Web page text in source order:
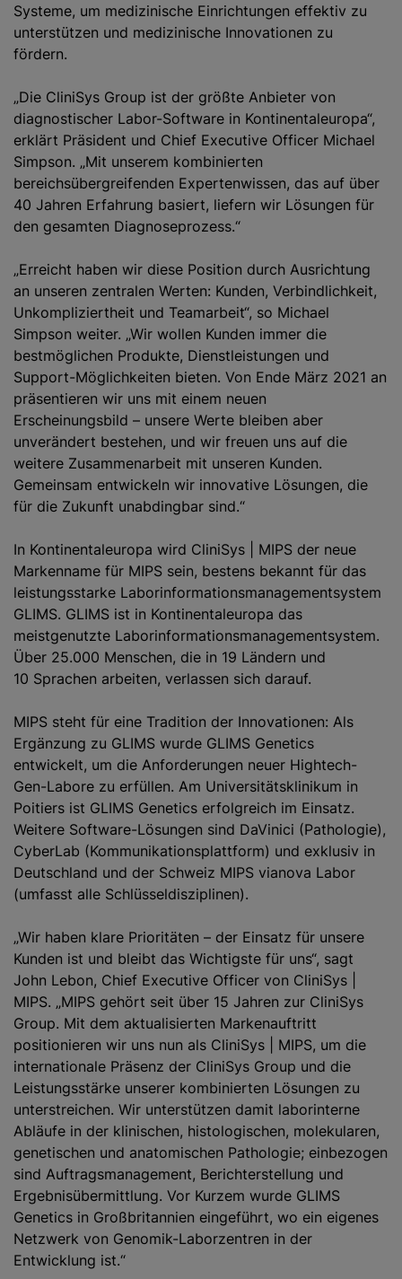
Systeme, um medizinische Einrichtungen effektiv zu
unterstützen und medizinische Innovationen zu
fördern.
„Die CliniSys Group ist der größte Anbieter von
diagnostischer Labor-Software in Kontinentaleuropa“,
erklärt Präsident und Chief Executive Officer Michael
Simpson. „Mit unserem kombinierten
bereichsübergreifenden Expertenwissen, das auf über
40 Jahren Erfahrung basiert, liefern wir Lösungen für
den gesamten Diagnoseprozess.“
„Erreicht haben wir diese Position durch Ausrichtung
an unseren zentralen Werten: Kunden, Verbindlichkeit,
Unkompliziertheit und Teamarbeit“, so Michael
Simpson weiter. „Wir wollen Kunden immer die
bestmöglichen Produkte, Dienstleistungen und
Support-Möglichkeiten bieten. Von Ende März 2021 an
präsentieren wir uns mit einem neuen
Erscheinungsbild – unsere Werte bleiben aber
unverändert bestehen, und wir freuen uns auf die
weitere Zusammenarbeit mit unseren Kunden.
Gemeinsam entwickeln wir innovative Lösungen, die
für die Zukunft unabdingbar sind.“
In Kontinentaleuropa wird CliniSys | MIPS der neue
Markenname für MIPS sein, bestens bekannt für das
leistungsstarke Laborinformationsmanagementsystem
GLIMS. GLIMS ist in Kontinentaleuropa das
meistgenutzte Laborinformationsmanagementsystem.
Über 25.000 Menschen, die in 19 Ländern und
10 Sprachen arbeiten, verlassen sich darauf.
MIPS steht für eine Tradition der Innovationen: Als
Ergänzung zu GLIMS wurde GLIMS Genetics
entwickelt, um die Anforderungen neuer Hightech-
Gen-Labore zu erfüllen. Am Universitätsklinikum in
Poitiers ist GLIMS Genetics erfolgreich im Einsatz.
Weitere Software-Lösungen sind DaVinici (Pathologie),
CyberLab (Kommunikationsplattform) und exklusiv in
Deutschland und der Schweiz MIPS vianova Labor
(umfasst alle Schlüsseldisziplinen).
„Wir haben klare Prioritäten – der Einsatz für unsere
Kunden ist und bleibt das Wichtigste für uns“, sagt
John Lebon, Chief Executive Officer von CliniSys |
MIPS. „MIPS gehört seit über 15 Jahren zur CliniSys
Group. Mit dem aktualisierten Markenauftritt
positionieren wir uns nun als CliniSys | MIPS, um die
internationale Präsenz der CliniSys Group und die
Leistungsstärke unserer kombinierten Lösungen zu
unterstreichen. Wir unterstützen damit laborinterne
Abläufe in der klinischen, histologischen, molekularen,
genetischen und anatomischen Pathologie; einbezogen
sind Auftragsmanagement, Berichterstellung und
Ergebnisübermittlung. Vor Kurzem wurde GLIMS
Genetics in Großbritannien eingeführt, wo ein eigenes
Netzwerk von Genomik-Laborzentren in der
Entwicklung ist.“